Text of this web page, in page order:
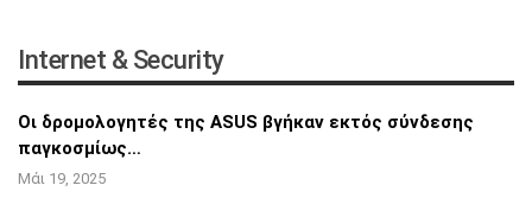
Internet & Security
Οι δρομολογητές της ASUS βγήκαν εκτός σύνδεσης
παγκοσμίως…
Μάι 19, 2025